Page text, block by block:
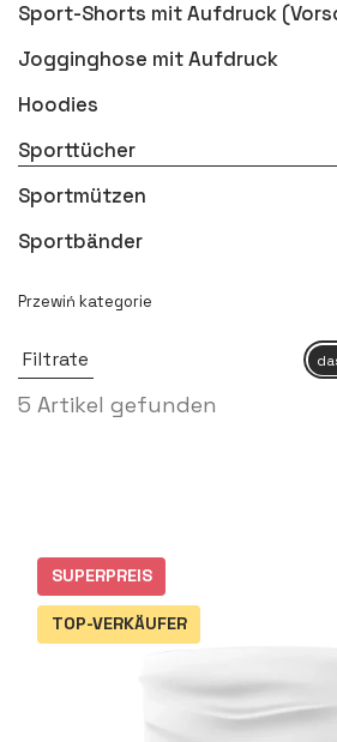
Sport-Shorts mit Aufdruck
Jogginghose mit Aufdruck
Hoodies
Sporttücher
Sportmützen
Sportbänder
Filtrate
5 Artikel gefunden
SUPERPREIS
TOP-VERKÄUFER